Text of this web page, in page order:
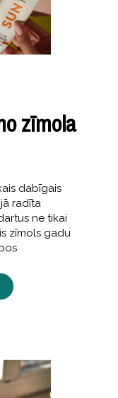
zīmola
dabīgais
radīta
ne tikai
zīmols gadu